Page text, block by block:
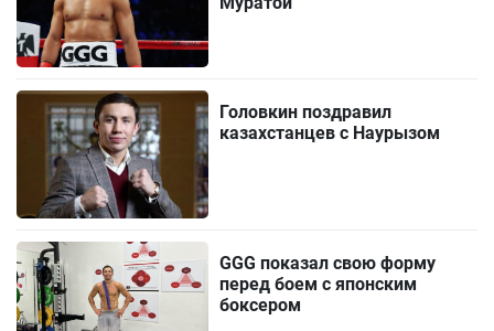
Головкин поздравил
казахстанцев с Наурызом
GGG показал свою форму
перед боем с японским
боксером